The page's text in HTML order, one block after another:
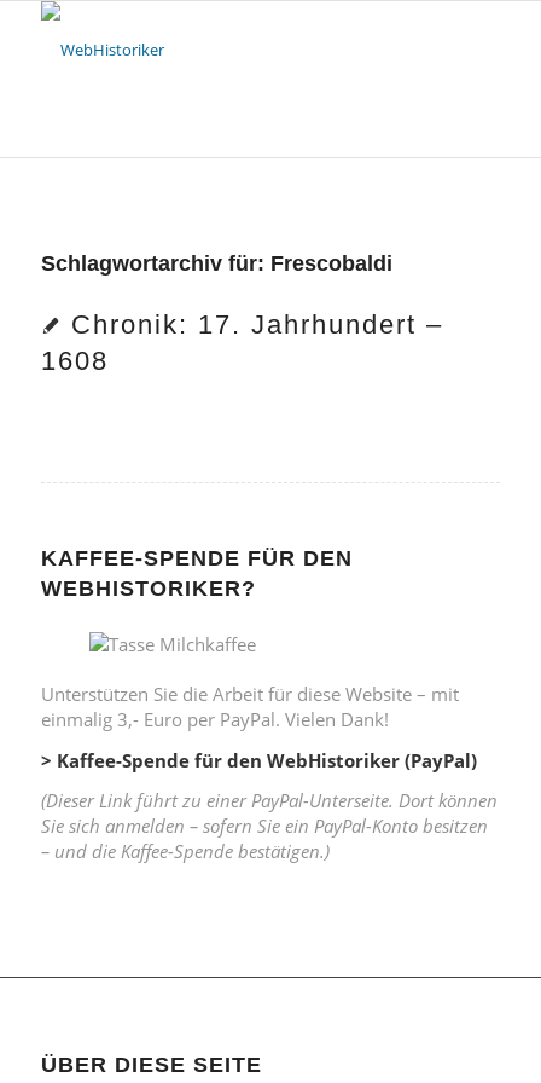
Schlagwortarchiv für: Frescobaldi
Chronik: 17. Jahrhundert –
1608
KAFFEE-SPENDE FÜR DEN
WEBHISTORIKER?
Unterstützen Sie die Arbeit für diese Website – mit
einmalig 3,- Euro per PayPal. Vielen Dank!
> Kaffee-Spende für den WebHistoriker (PayPal)
(Dieser Link führt zu einer PayPal-Unterseite. Dort können
Sie sich anmelden – sofern Sie ein PayPal-Konto besitzen
– und die Kaffee-Spende bestätigen.)
ÜBER DIESE SEITE